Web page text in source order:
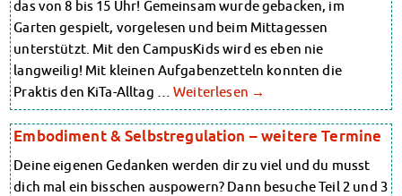
das von 8 bis 15 Uhr! Gemeinsam wurde gebacken, im
Garten gespielt, vorgelesen und beim Mittagessen
unterstützt. Mit den CampusKids wird es eben nie
langweilig! Mit kleinen Aufgabenzetteln konnten die
Praktis den KiTa-Alltag …Weiterlesen →
Embodiment & Selbstregulation – weitere Termine
Deine eigenen Gedanken werden dir zu viel und du musst
dich mal ein bisschen auspowern? Dann besuche Teil 2 und 3